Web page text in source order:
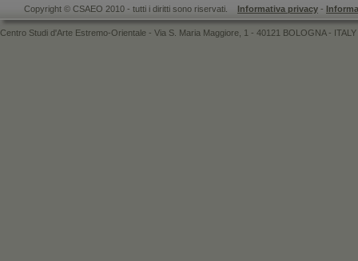
Copyright © CSAEO 2010 - tutti i diritti sono riservati. Informativa privacy -
Centro Studi d'Arte Estremo-Orientale - Via S. Maria Maggiore, 1 - 40121 BOLOGNA -